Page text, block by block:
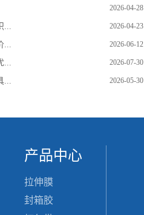
2026-04-28
2026-04-23
2026-06-12
2026-07-30
2026-05-30
产品中心
拉伸膜
封箱胶